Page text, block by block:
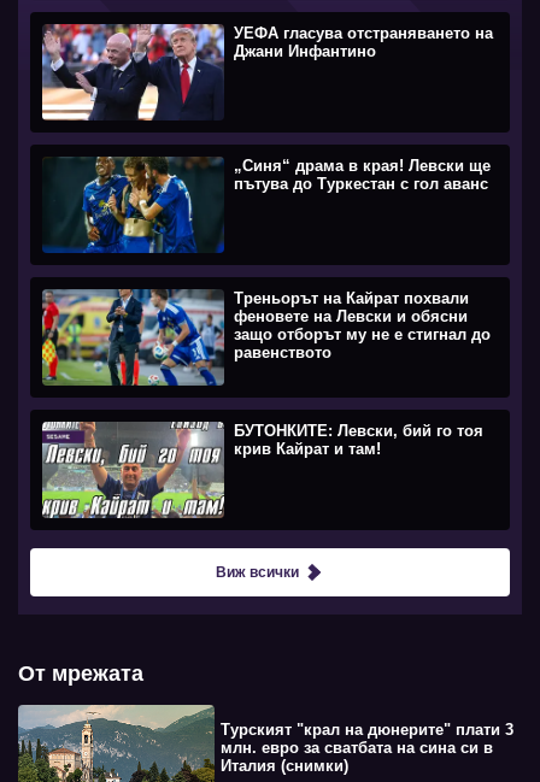
УЕФА гласува отстраняването на
Джани Инфантино
„Синя“ драма в края! Левски ще
пътува до Туркестан с гол аванс
Треньорът на Кайрат похвали
феновете на Левски и обясни
защо отборът му не е стигнал до
равенството
БУТОНКИТЕ: Левски, бий го тоя
крив Кайрат и там!
Виж всички
От мрежата
Турският "крал на дюнерите" плати 3
млн. евро за сватбата на сина си в
Италия (снимки)